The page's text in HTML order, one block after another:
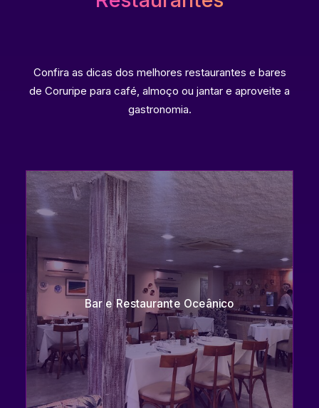
Confira as dicas dos melhores restaurantes e bares
de Coruripe para café, almoço ou jantar e aproveite a
gastronomia.
Bar e Restaurante Oceânico